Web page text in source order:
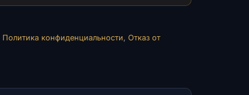
Политика конфиденциальности, Отказ от